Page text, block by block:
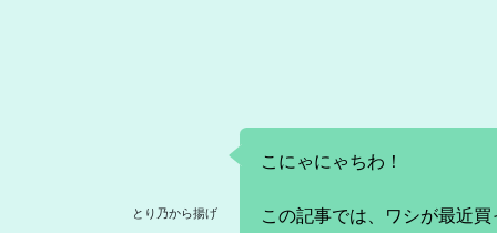
とり乃から揚げ
こにゃにゃちわ！
この記事では、ワシが最近